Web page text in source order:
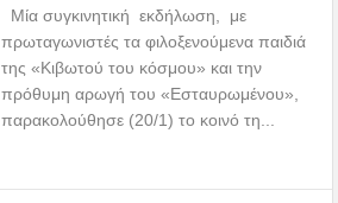
Μία συγκινητική εκδήλωση, με
πρωταγωνιστές τα φιλοξενούμενα παιδιά
της «Κιβωτού του κόσμου» και την
πρόθυμη αρωγή του «Εσταυρωμένου»,
παρακολούθησε (20/1) το κοινό τη...